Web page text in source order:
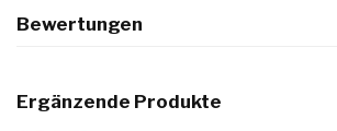
Bewertungen
Ergänzende Produkte